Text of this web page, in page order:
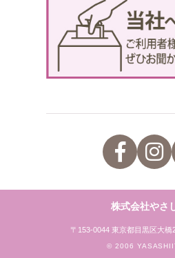
株式会社やさ
〒153-0044 東京都目黒区大
© 2006